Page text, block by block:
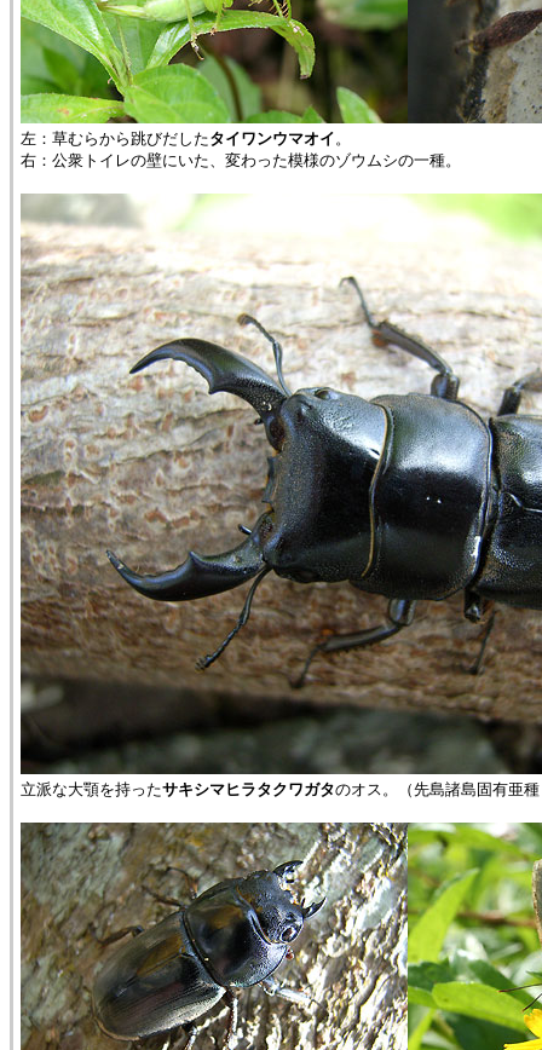
左：草むらから跳びだしたタイワンウマオイ。
右：公衆トイレの壁にいた、変わった模様のゾウムシの一種。
立派な大顎を持ったサキシマヒラタクワガタのオス。（先島諸島固有亜